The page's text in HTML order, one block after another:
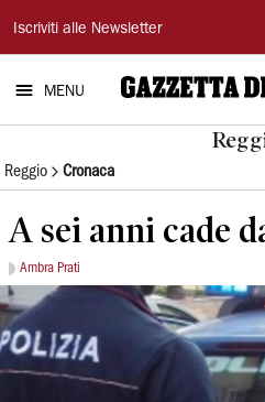
Gazzetta
di
Reggio
Iscriviti alle Newsletter
MENU
Reggio Cronaca
A sei anni cade
Ambra Prati